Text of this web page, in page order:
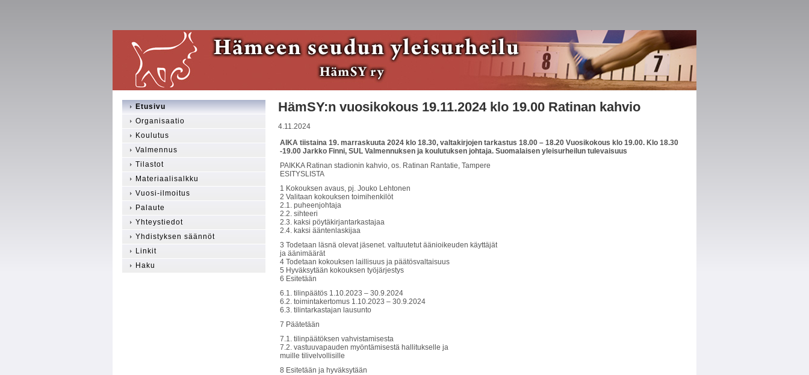
HämSY:n vuosikokous 19.11.2024 klo 19.00 Ratinan kahvio
4.11.2024
AIKA tiistaina 19. marraskuuta 2024 klo 18.30, valtakirjojen tarkastus 18.00 – 18.20 Vuosikokous klo 19.00. Klo 18.30
-19.00 Jarkko Finni, SUL Valmennuksen ja koulutuksen johtaja. Suomalaisen yleisurheilun tulevaisuus
PAIKKA Ratinan stadionin kahvio, os. Ratinan Rantatie, Tampere
ESITYSLISTA
1 Kokouksen avaus, pj. Jouko Lehtonen
2 Valitaan kokouksen toimihenkilöt
2.1. puheenjohtaja
2.2. sihteeri
2.3. kaksi pöytäkirjantarkastajaa
2.4. kaksi ääntenlaskijaa
3 Todetaan läsnä olevat jäsenet. valtuutetut äänioikeuden käyttäjät
ja äänimäärät
4 Todetaan kokouksen laillisuus ja päätösvaltaisuus
5 Hyväksytään kokouksen työjärjestys
6 Esitetään
6.1. tilinpäätös 1.10.2023 – 30.9.2024
6.2. toimintakertomus 1.10.2023 – 30.9.2024
6.3. tilintarkastajan lausunto
7 Päätetään
7.1. tilinpäätöksen vahvistamisesta
7.2. vastuuvapauden myöntämisestä hallitukselle ja
muille tilivelvollisille
8 Esitetään ja hyväksytään
Etusivu
Organisaatio
Koulutus
Valmennus
Tilastot
Materiaalisalkku
Vuosi-ilmoitus
Palaute
Yhteystiedot
Yhdistyksen säännöt
Linkit
Haku